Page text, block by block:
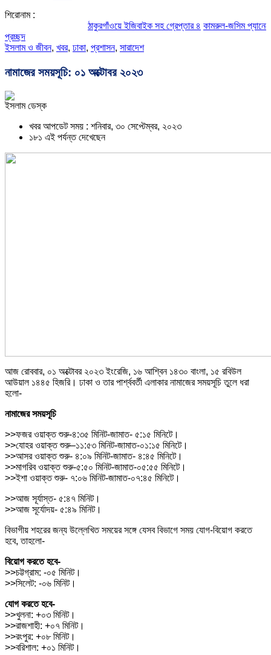
শিরোনাম :
ঠাকুরগাঁওয়ে ইজিবাইক সহ গ্রেপ্তার ৪ কামরুল-জসিম প্যানেলের
প্রচ্ছদ
ইসলাম ও জীবন, খবর, ঢাকা, প্রশাসন, সারাদেশ
নামাজের সময়সূচি: ০১ অক্টোবর ২০২৩
ইসলাম ডেস্ক
খবর আপডেট সময় : শনিবার, ৩০ সেপ্টেম্বর, ২০২৩
১৮১ এই পর্যন্ত দেখেছেন
আজ রোববার, ০১ অক্টোবর ২০২৩ ইংরেজি, ১৬ আশ্বিন ১৪৩০ বাংলা, ১৫ রবিউল
আউয়াল ১৪৪৫ হিজরি। ঢাকা ও তার পার্শ্ববর্তী এলাকার নামাজের সময়সূচি তুলে ধরা
হলো-
নামাজের সময়সূচি
>>ফজর ওয়াক্ত শুরু-৪:৩৫ মিনিট-জামাত- ৫:১৫ মিনিটে।
>>যোহর ওয়াক্ত শুরু–১১:৫৩ মিনিট-জামাত-০১:১৫ মিনিটে।
>>আসর ওয়াক্ত শুরু- ৪:০৯ মিনিট-জামাত- ৪:৪৫ মিনিটে।
>>মাগরিব ওয়াক্ত শুরু-৫:৫০ মিনিট-জামাত-০৫:৫৫ মিনিটে।
>>ইশা ওয়াক্ত শুরু- ৭:০৬ মিনিট-জামাত-০৭:৪৫ মিনিটে।
>>আজ সূর্যাস্ত- ৫:৪৭ মিনিট।
>>আজ সূর্যোদয়- ৫:৪৯ মিনিট।
বিভাগীয় শহরের জন্য উল্লেখিত সময়ের সঙ্গে যেসব বিভাগে সময় যোগ-বিয়োগ করতে
হবে, তাহলো-
বিয়োগ করতে হবে-
>>চট্টগ্রাম: -০৫ মিনিট।
>>সিলেট: -০৬ মিনিট।
যোগ করতে হবে-
>>খুলনা: +০৩ মিনিট।
>>রাজশাহী: +০৭ মিনিট।
>>রংপুর: +০৮ মিনিট।
>>বরিশাল: +০১ মিনিট।